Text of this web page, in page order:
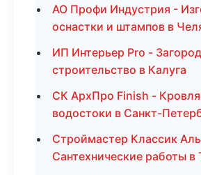
АО Профи Индустрия -
оснастки и штампов в
ИП Интерьер Pro -
строительство в Калуга
СК АрхПро Finish -
водостоки в Санкт-
Строймастер Классик
Сантехнические работы в